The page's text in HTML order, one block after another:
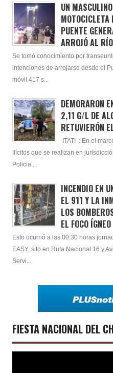
UN
MOTOCICLETA
PUENTE
ARROJÓ AL
Se tomó conocimiento por
intenciones de arrojarse desde el
móvil 417 s...
DEMORARON
2,11 G/L DE
RETUVIERÓN
ITATI : En el
Ilícitos que se realizan en
Policia...
INCENDIO EN
EL 911 Y LA
LOS
EL FOCO
Esto ocurrió a las 00:30 horas
EASY, sito en Ruta Nacional 16 y
Servi...
FIESTA NACIONAL DEL